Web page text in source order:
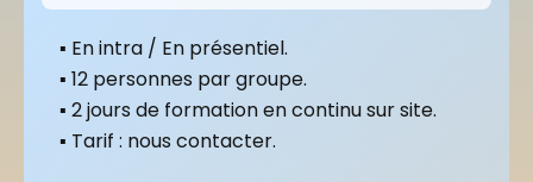
▪ En intra / En présentiel.
▪ 12 personnes par groupe.
▪ 2 jours de formation en continu sur site.
▪ Tarif : nous contacter.